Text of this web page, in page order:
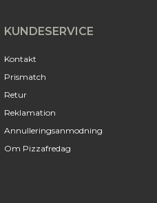
KUNDESERVICE
Kontakt
Prismatch
Retur
Reklamation
Annulleringsanmodning
Om Pizzafredag